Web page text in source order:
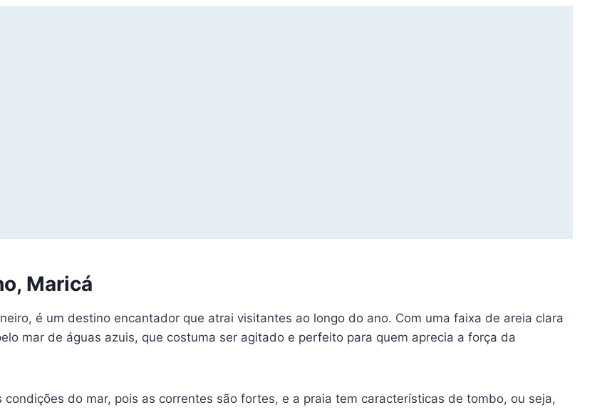
Maricá
é um destino encantador que atrai visitantes ao longo do ano. Com uma faixa de areia clara
mar de águas azuis, que costuma ser agitado e perfeito para quem aprecia a força da
do mar, pois as correntes são fortes, e a praia tem características de tombo, ou seja,